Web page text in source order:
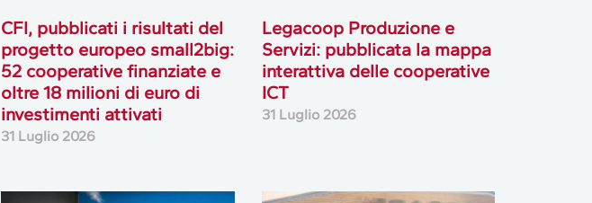
CFI, pubblicati i risultati del
progetto europeo small2big:
52 cooperative finanziate e
oltre 18 milioni di euro di
investimenti attivati
31 Luglio 2026
Legacoop Produzione e
Servizi: pubblicata la mappa
interattiva delle cooperative
ICT
31 Luglio 2026